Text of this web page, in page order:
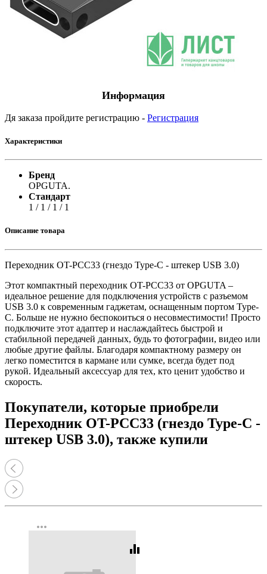
Информация
Дя заказа пройдите регистрацию - Регистрация
Характеристики
Бренд
OPGUTA.
Стандарт
1 / 1 / 1 / 1
Описание товара
Переходник OT-PCC33 (гнездо Type-C - штекер USB 3.0)
Этот компактный переходник OT-PCC33 от OPGUTA –
идеальное решение для подключения устройств с разъемом
USB 3.0 к современным гаджетам, оснащенным портом Type-
C. Больше не нужно беспокоиться о несовместимости! Просто
подключите этот адаптер и наслаждайтесь быстрой и
стабильной передачей данных, будь то фотографии, видео или
любые другие файлы. Благодаря компактному размеру он
легко поместится в кармане или сумке, всегда будет под
рукой. Идеальный аксессуар для тех, кто ценит удобство и
скорость.
Покупатели, которые приобрели
Переходник OT-PCC33 (гнездо Type-C -
штекер USB 3.0), также купили
more_horiz
equalizer